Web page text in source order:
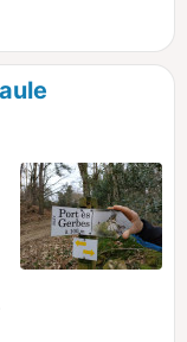
pas. Arbres
et résineux
de cette balade
aux allées